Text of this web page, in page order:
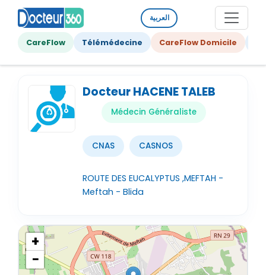
العربية
CareFlow Télémédecine CareFlow Domicile
Docteur HACENE TALEB
Médecin Généraliste
CNAS CASNOS
ROUTE DES EUCALYPTUS ,MEFTAH -
Meftah - Blida
+
−